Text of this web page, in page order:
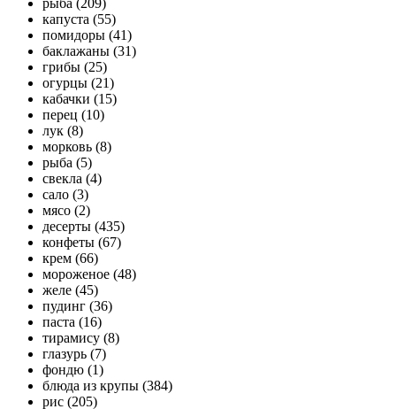
капуста (55)
помидоры (41)
баклажаны (31)
грибы (25)
огурцы (21)
кабачки (15)
перец (10)
лук (8)
морковь (8)
рыба (5)
свекла (4)
сало (3)
мясо (2)
десерты (435)
конфеты (67)
крем (66)
мороженое (48)
желе (45)
пудинг (36)
паста (16)
тирамису (8)
глазурь (7)
фондю (1)
блюда из крупы (384)
рис (205)